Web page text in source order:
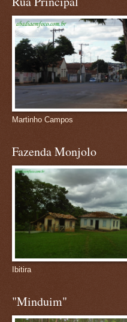
Martinho Campos
Fazenda Monjolo
Ibitira
"Minduim"